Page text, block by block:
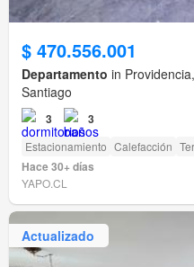
$ 470.556.001
Departamento in
Santiago
3 3
Estacionamiento Calefacción
Hace 30+ días
YAPO.CL
Actualizado